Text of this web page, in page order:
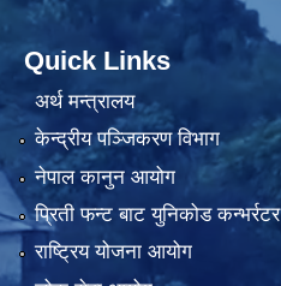
Quick Links
अर्थ मन्त्रालय
केन्द्रीय पञ्जिकरण विभाग
नेपाल कानुन आयोग
प्रिती फन्ट बाट युनिकोड कन्भर्रटर
राष्ट्रिय योजना आयोग